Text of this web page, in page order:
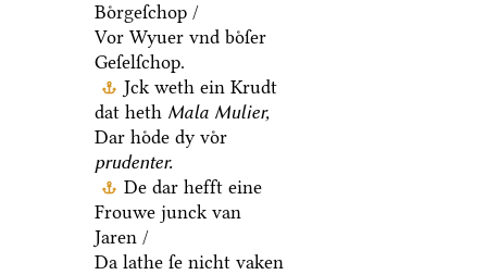
Boͤrgeſchop /
Vor Wyuer vnd boͤſer
Geſelſchop.
Jck weth ein Krudt
dat heth Mala Mulier,
Dar hoͤde dy voͤr
prudenter.
De dar hefft eine
Frouwe junck van
Jaren /
Da lathe ſe nicht vaken